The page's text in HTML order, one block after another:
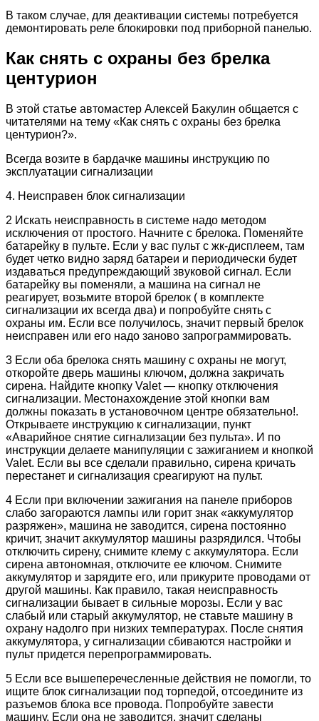
В таком случае, для деактивации системы потребуется
демонтировать реле блокировки под приборной панелью.
Как снять с охраны без брелка
центурион
В этой статье автомастер Алексей Бакулин общается с
читателями на тему «Как снять с охраны без брелка
центурион?».
Всегда возите в бардачке машины инструкцию по
эксплуатации сигнализации
4. Неисправен блок сигнализации
2 Искать неисправность в системе надо методом
исключения от простого. Начните с брелока. Поменяйте
батарейку в пульте. Если у вас пульт с жк-дисплеем, там
будет четко видно заряд батареи и периодически будет
издаваться предупреждающий звуковой сигнал. Если
батарейку вы поменяли, а машина на сигнал не
реагирует, возьмите второй брелок ( в комплекте
сигнализации их всегда два) и попробуйте снять с
охраны им. Если все получилось, значит первый брелок
неисправен или его надо заново запрограммировать.
3 Если оба брелока снять машину с охраны не могут,
откоройте дверь машины ключом, должна закричать
сирена. Найдите кнопку Valet — кнопку отключения
сигнализации. Местонахождение этой кнопки вам
должны показать в установочном центре обязательно!.
Открываете инструкцию к сигнализации, пункт
«Аварийное снятие сигнализации без пульта». И по
инструкции делаете манипуляции с зажиганием и кнопкой
Valet. Если вы все сделали правильно, сирена кричать
перестанет и сигнализация среагируют на пульт.
4 Если при включении зажигания на панеле приборов
слабо загораются лампы или горит знак «аккумулятор
разряжен», машина не заводится, сирена постоянно
кричит, значит аккумулятор машины разрядился. Чтобы
отключить сирену, снимите клему с аккумулятора. Если
сирена автономная, отключите ее ключом. Снимите
аккумулятор и зарядите его, или прикурите проводами от
другой машины. Как правило, такая неисправность
сигнализации бывает в сильные морозы. Если у вас
слабый или старый аккумулятор, не ставьте машину в
охрану надолго при низких температурах. После снятия
аккумулятора, у сигнализации сбиваются настройки и
пульт придется перепрограммировать.
5 Если все вышеперечесленные действия не помогли, то
ищите блок сигнализации под торпедой, отсоедините из
разъемов блока все провода. Попробуйте завести
машину. Если она не заводится, значит сделаны